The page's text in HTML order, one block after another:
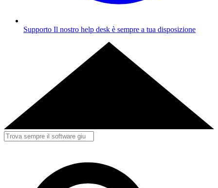
Supporto Il nostro help desk è sempre a tua disposizione